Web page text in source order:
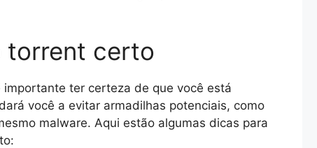
torrent certo
ter certeza de que você está
você a evitar armadilhas potenciais, como
malware. Aqui estão algumas dicas para